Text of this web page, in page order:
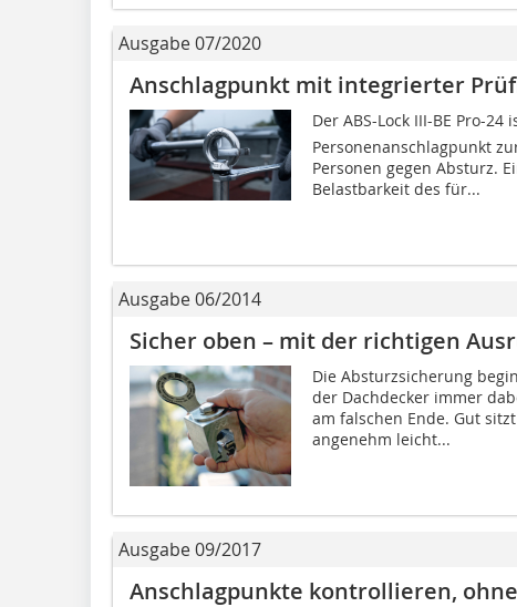
Ausgabe 07/2020
Anschlagpunkt mit integrierter
Der ABS-Lock III-BE Pro-
Personenanschlagpunkt
Personen gegen Absturz.
Belastbarkeit des für...
Ausgabe 06/2014
Sicher oben – mit der richtigen
Die Absturzsicherung
der Dachdecker immer
am falschen Ende. Gut
angenehm leicht...
Ausgabe 09/2017
Anschlagpunkte kontrollieren,